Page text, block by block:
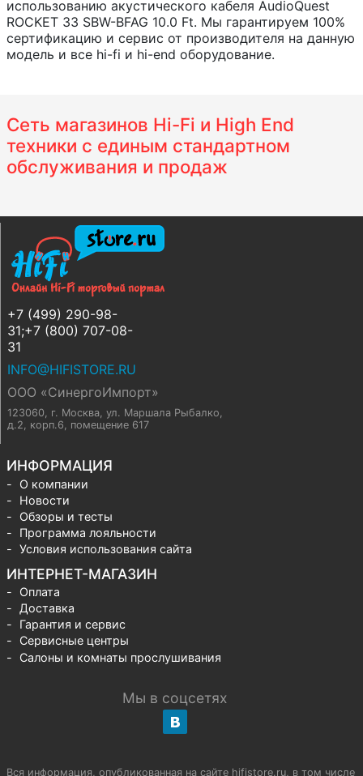
использованию акустического кабеля AudioQuest
ROCKET 33 SBW-BFAG 10.0 Ft. Мы гарантируем 100%
сертификацию и сервис от производителя на данную
модель и все hi-fi и hi-end оборудование.
Сеть магазинов Hi-Fi и High End
техники с единым стандартном
обслуживания и продаж
+7 (499) 290-98-
31;+7 (800) 707-08-
31
INFO@HIFISTORE.RU
ООО «СинергоИмпорт»
123060, г. Москва, ул. Маршала Рыбалко,
д.2, корп.6, помещение 617
ИНФОРМАЦИЯ
О компании
Новости
Обзоры и тесты
Программа лояльности
Условия использования сайта
ИНТЕРНЕТ-МАГАЗИН
Оплата
Доставка
Гарантия и сервис
Сервисные центры
Салоны и комнаты прослушивания
Мы в соцсетях
Вся информация, опубликованная на сайте hifistore.ru, в том числе